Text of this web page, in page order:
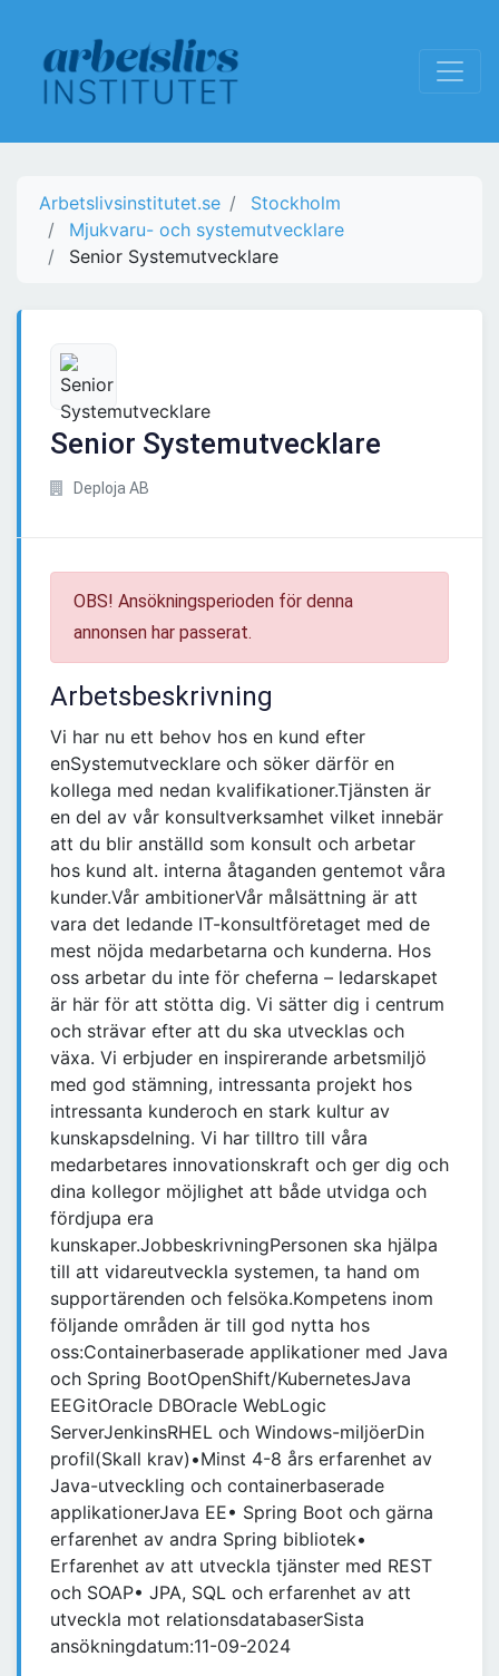
Arbetslivsinstitutet.se
Stockholm
Mjukvaru- och systemutvecklare
Senior Systemutvecklare
Senior Systemutvecklare
Deploja AB
OBS! Ansökningsperioden för denna
annonsen har passerat.
Arbetsbeskrivning
Vi har nu ett behov hos en kund efter
enSystemutvecklare och söker därför en
kollega med nedan kvalifikationer.Tjänsten är
en del av vår konsultverksamhet vilket innebär
att du blir anställd som konsult och arbetar
hos kund alt. interna åtaganden gentemot våra
kunder.Vår ambitionerVår målsättning är att
vara det ledande IT-konsultföretaget med de
mest nöjda medarbetarna och kunderna. Hos
oss arbetar du inte för cheferna – ledarskapet
är här för att stötta dig. Vi sätter dig i centrum
och strävar efter att du ska utvecklas och
växa. Vi erbjuder en inspirerande arbetsmiljö
med god stämning, intressanta projekt hos
intressanta kunderoch en stark kultur av
kunskapsdelning. Vi har tilltro till våra
medarbetares innovationskraft och ger dig och
dina kollegor möjlighet att både utvidga och
fördjupa era
kunskaper.JobbeskrivningPersonen ska hjälpa
till att vidareutveckla systemen, ta hand om
supportärenden och felsöka.Kompetens inom
följande områden är till god nytta hos
oss:Containerbaserade applikationer med Java
och Spring BootOpenShift/KubernetesJava
EEGitOracle DBOracle WebLogic
ServerJenkinsRHEL och Windows-miljöerDin
profil(Skall krav)•Minst 4-8 års erfarenhet av
Java-utveckling och containerbaserade
applikationerJava EE• Spring Boot och gärna
erfarenhet av andra Spring bibliotek•
Erfarenhet av att utveckla tjänster med REST
och SOAP• JPA, SQL och erfarenhet av att
utveckla mot relationsdatabaserSista
ansökningdatum:11-09-2024